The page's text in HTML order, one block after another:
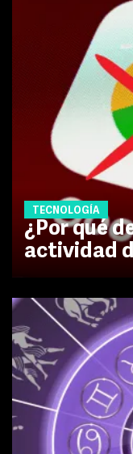
TECNOLOGÍA
¿Por qué
actividad